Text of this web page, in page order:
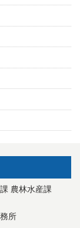
農林水産課
所